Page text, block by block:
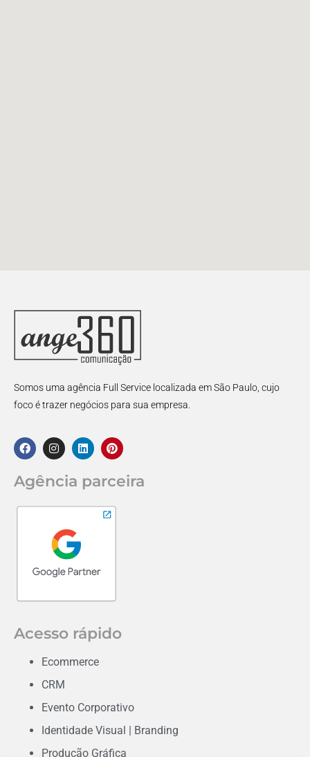
Somos uma agência Full Service localizada em São Paulo, cujo
foco é trazer negócios para sua empresa.
Agência parceira
Acesso rápido
Ecommerce
CRM
Evento Corporativo
Identidade Visual | Branding
Produção Gráfica